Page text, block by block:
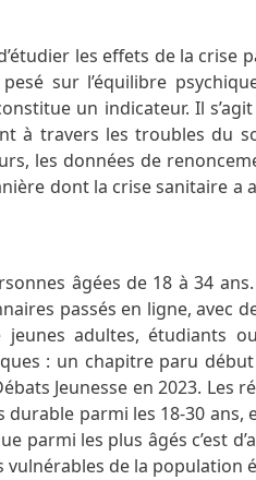
les effets de la crise
sur l’équilibre
un indicateur. Il
à travers les troubles du
les données de
dont la crise sanitaire a
âgées de 18 à 34 ans.
passés en ligne, avec
jeunes adultes, étudiants
: un chapitre paru
Jeunesse en 2023. Les
parmi les 18-30 ans,
les plus âgés c’est
vulnérables de la population